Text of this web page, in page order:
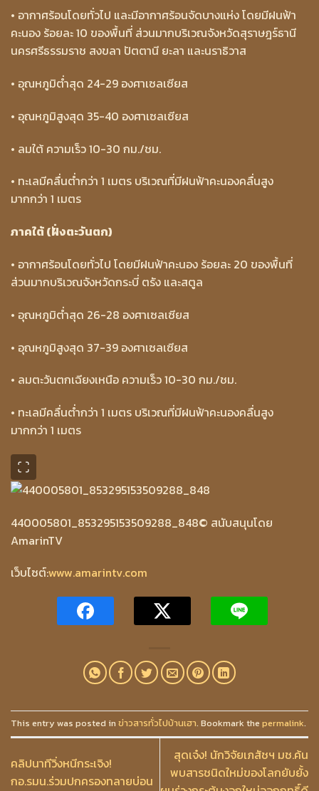
• อากาศร้อนโดยทั่วไป และมีอากาศร้อนจัดบางแห่ง โดยมีฝนฟ้า
คะนอง ร้อยละ 10 ของพื้นที่ ส่วนมากบริเวณจังหวัดสุราษฎร์ธานี
นครศรีธรรมราช สงขลา ปัตตานี ยะลา และนราธิวาส
• อุณหภูมิต่ำสุด 24-29 องศาเซลเซียส
• อุณหภูมิสูงสุด 35-40 องศาเซลเซียส
• ลมใต้ ความเร็ว 10-30 กม./ชม.
• ทะเลมีคลื่นต่ำกว่า 1 เมตร บริเวณที่มีฝนฟ้าคะนองคลื่นสูง
มากกว่า 1 เมตร
ภาคใต้ (ฝั่งตะวันตก)
• อากาศร้อนโดยทั่วไป โดยมีฝนฟ้าคะนอง ร้อยละ 20 ของพื้นที่
ส่วนมากบริเวณจังหวัดกระบี่ ตรัง และสตูล
• อุณหภูมิต่ำสุด 26-28 องศาเซลเซียส
• อุณหภูมิสูงสุด 37-39 องศาเซลเซียส
• ลมตะวันตกเฉียงเหนือ ความเร็ว 10-30 กม./ชม.
• ทะเลมีคลื่นต่ำกว่า 1 เมตร บริเวณที่มีฝนฟ้าคะนองคลื่นสูง
มากกว่า 1 เมตร
440005801_853295153509288_848© สนับสนุนโดย
AmarinTV
เว็บไซต์:www.amarintv.com
This entry was posted in ข่าวสารทั่วไปบ้านเฮา. Bookmark the permalink.
คลิปนาทีวิ่งหนีกระเจิง!
กอ.รมน.ร่วมปกครองทลายบ่อน
สุดเจ๋ง! นักวิจัยเภสัชฯ มช.ค้น
พบสารชนิดใหม่ของโลกยับยั้ง